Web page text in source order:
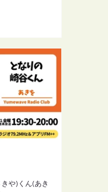
きや)くん(あき